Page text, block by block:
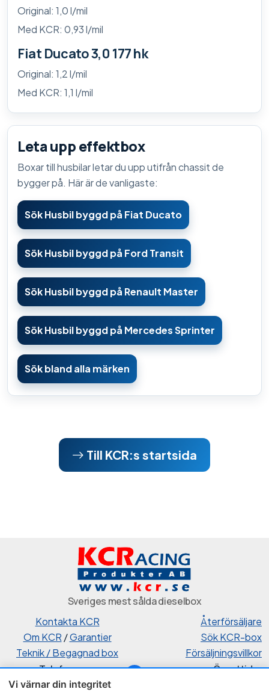
Vi värnar din integritet
Original: 1,0 l/mil
Med KCR: 0,93 l/mil
Fiat Ducato 3,0 177 hk
Original: 1,2 l/mil
Med KCR: 1,1 l/mil
Leta upp effektbox
Boxar till husbilar letar du upp utifrån chassit de
bygger på. Här är de vanligaste:
Sök Husbil byggd på Fiat Ducato
Sök Husbil byggd på Ford Transit
Sök Husbil byggd på Renault Master
Sök Husbil byggd på Mercedes Sprinter
Sök bland alla märken
Till KCR:s startsida
Sveriges mest sålda dieselbox
Kontakta KCR
Om KCR /Garantier
Teknik / Begagnad box
Återförsäljare
Sök KCR-box
Försäljningsvillkor
Telefon
0515-801 50
Öppettider